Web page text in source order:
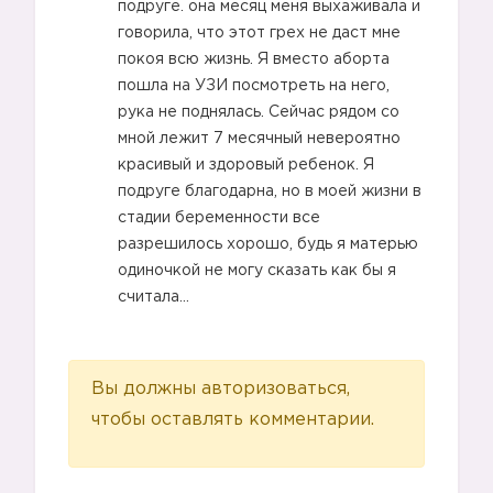
подруге. она месяц меня выхаживала и
говорила, что этот грех не даст мне
покоя всю жизнь. Я вместо аборта
пошла на УЗИ посмотреть на него,
рука не поднялась. Сейчас рядом со
мной лежит 7 месячный невероятно
красивый и здоровый ребенок. Я
подруге благодарна, но в моей жизни в
стадии беременности все
разрешилось хорошо, будь я матерью
одиночкой не могу сказать как бы я
считала…
Вы должны авторизоваться,
чтобы оставлять комментарии.